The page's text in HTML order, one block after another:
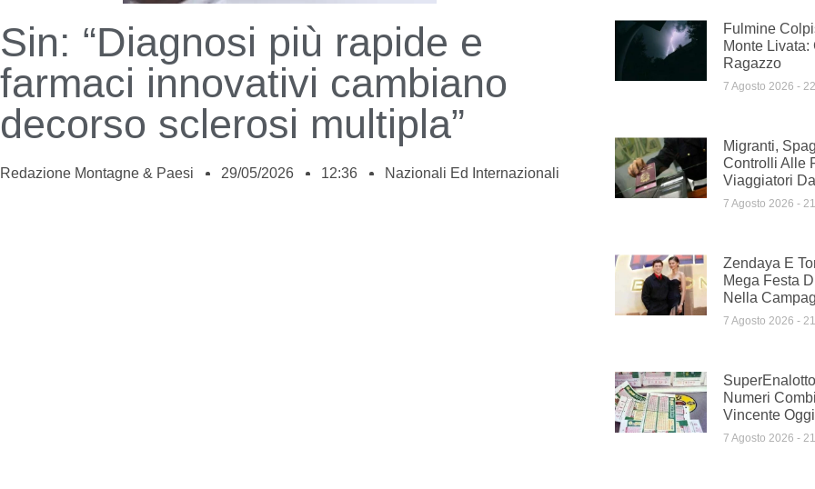
Sin: “Diagnosi più rapide e
farmaci innovativi cambiano
decorso sclerosi multipla”
Redazione Montagne & Paesi 29/05/2026 12:36 Nazionali Ed Internazionali
Fulmine
Monte Livata:
Ragazzo
7 Agosto 2026
Migranti,
Controlli Alle
Viaggiatori
7 Agosto 2026
Zendaya E
Mega Festa
Nella
7 Agosto 2026
Numeri
Vincente
7 Agosto 2026